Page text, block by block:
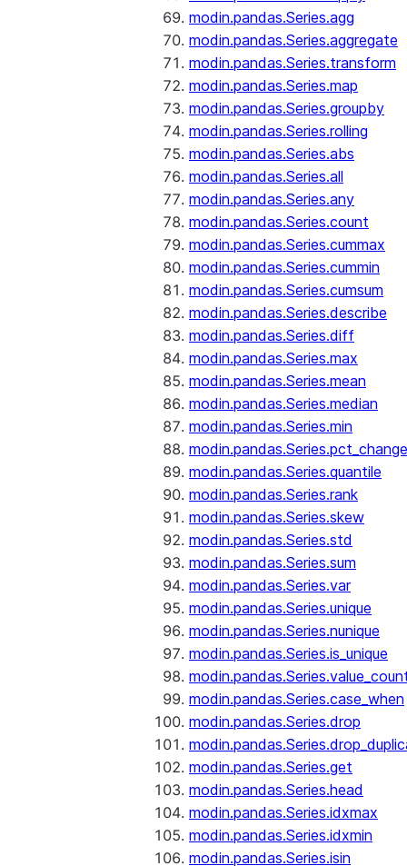
modin.pandas.Series.agg
modin.pandas.Series.aggregate
modin.pandas.Series.transform
modin.pandas.Series.map
modin.pandas.Series.groupby
modin.pandas.Series.rolling
modin.pandas.Series.abs
modin.pandas.Series.all
modin.pandas.Series.any
modin.pandas.Series.count
modin.pandas.Series.cummax
modin.pandas.Series.cummin
modin.pandas.Series.cumsum
modin.pandas.Series.describe
modin.pandas.Series.diff
modin.pandas.Series.max
modin.pandas.Series.mean
modin.pandas.Series.median
modin.pandas.Series.min
modin.pandas.Series.pct_change
modin.pandas.Series.quantile
modin.pandas.Series.rank
modin.pandas.Series.skew
modin.pandas.Series.std
modin.pandas.Series.sum
modin.pandas.Series.var
modin.pandas.Series.unique
modin.pandas.Series.nunique
modin.pandas.Series.is_unique
modin.pandas.Series.case_when
modin.pandas.Series.drop
modin.pandas.Series.get
modin.pandas.Series.head
modin.pandas.Series.idxmax
modin.pandas.Series.idxmin
modin.pandas.Series.isin